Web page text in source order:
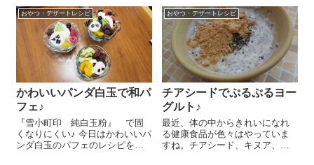
オーツ麦ふすま 50g、てんさい
糖 大さじ1、塩 小さじ1、ぬ
るま湯 200gをホー...
トにお好みの量...
おやつ・デザートレシピ
かわいいパンダ白玉で和パ
フェ♪
『雪小町印 純白玉粉』 で固
くなりにくい♪ 今日はかわいいパ
ンダ白玉のパフェのレシピをご
おやつ・デザートレシピ
チアシードでぷるぷるヨー
グルト♪
最近、体の中からきれいになれ
る健康食品が色々はやっていま
すね。チアシード、キヌア、ア